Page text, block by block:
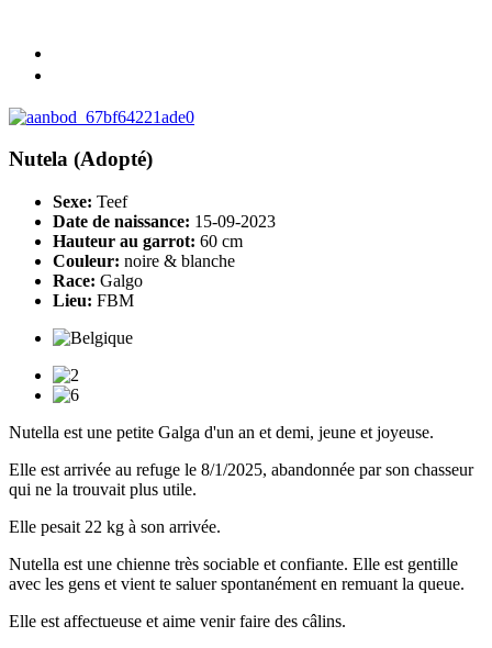
Nutela (Adopté)
Sexe: Teef
Date de naissance: 15-09-2023
Hauteur au garrot: 60 cm
Couleur: noire & blanche
Race: Galgo
Lieu: FBM
Nutella est une petite Galga d'un an et demi, jeune et joyeuse.
Elle est arrivée au refuge le 8/1/2025, abandonnée par son chasseur
qui ne la trouvait plus utile.
Elle pesait 22 kg à son arrivée.
Nutella est une chienne très sociable et confiante. Elle est gentille
avec les gens et vient te saluer spontanément en remuant la queue.
Elle est affectueuse et aime venir faire des câlins.